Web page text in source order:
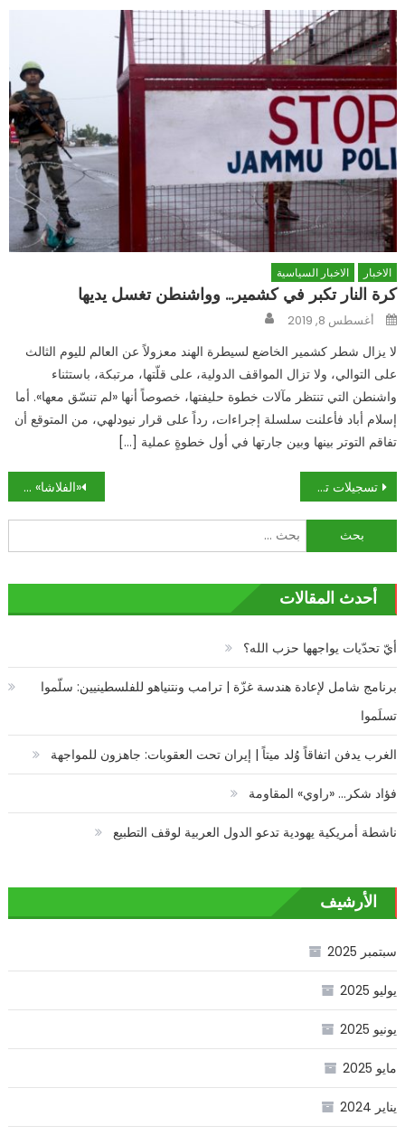
الاخبار الاخبار السياسية
كرة النار تكبر في كشمير… وواشنطن تغسل يديها
Posted
onأغسطس 8, 2019
لا يزال شطر كشمير الخاضع لسيطرة الهند معزولاً عن العالم لليوم الثالث
على التوالي، ولا تزال المواقف الدولية، على قلّتها، مرتبكة، باستثناء
واشنطن التي تنتظر مآلات خطوة حليفتها، خصوصاً أنها «لم تنسّق معها». أما
إسلام أباد فأعلنت سلسلة إجراءات، رداً على قرار نيودلهي، من المتوقع أن
تفاقم التوتر بينها وبين جارتها في أول خطوةٍ عملية […]
تصفّح
المقالات
«الفلاشا» والقتل على اللون: «أرض الميعاد» ليست لجميع «الأسباط»! تسجيلات تكشف ضابطاً عراقياً كبيراً عميلاً لواشنطن: سَرَّب إحداثيات لضرب «الحشد»!
البحث
عن:
أحدث المقالات
أيّ تحدّيات يواجهها حزب الله؟
برنامج شامل لإعادة هندسة غزّة | ترامب ونتنياهو للفلسطينيين: سلّموا
تسلَموا
الغرب يدفن اتفاقاً وُلد ميتاً | إيران تحت العقوبات: جاهزون للمواجهة
فؤاد شكر… «راوي» المقاومة
ناشطة أمريكية يهودية تدعو الدول العربية لوقف التطبيع
الأرشيف
سبتمبر 2025
يوليو 2025
يونيو 2025
مايو 2025
يناير 2024